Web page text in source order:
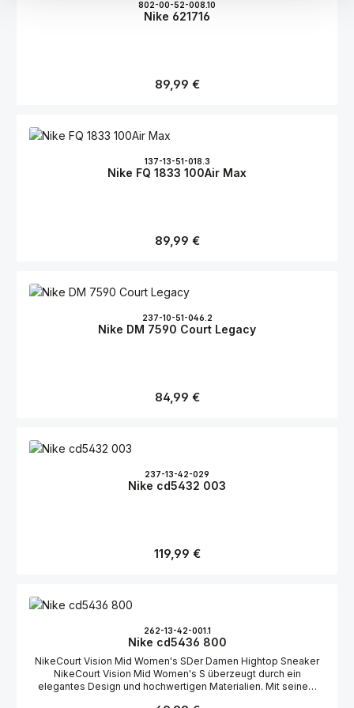
802-00-52-008.10
Nike 621716
Regulärer Preis:
89,99 €
137-13-51-018.3
Nike FQ 1833 100Air Max
Regulärer Preis:
89,99 €
237-10-51-046.2
Nike DM 7590 Court Legacy
Regulärer Preis:
84,99 €
237-13-42-029
Nike cd5432 003
Regulärer Preis:
119,99 €
262-13-42-001.1
Nike cd5436 800
NikeCourt Vision Mid Women's SDer Damen Hightop Sneaker
NikeCourt Vision Mid Women's S überzeugt durch ein
elegantes Design und hochwertigen Materialien. Mit seinem